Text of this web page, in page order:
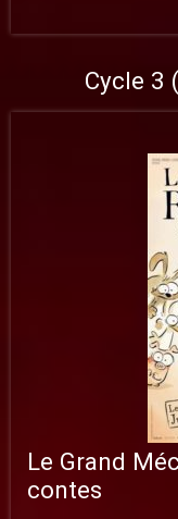
Cycle 3
Le Grand
contes